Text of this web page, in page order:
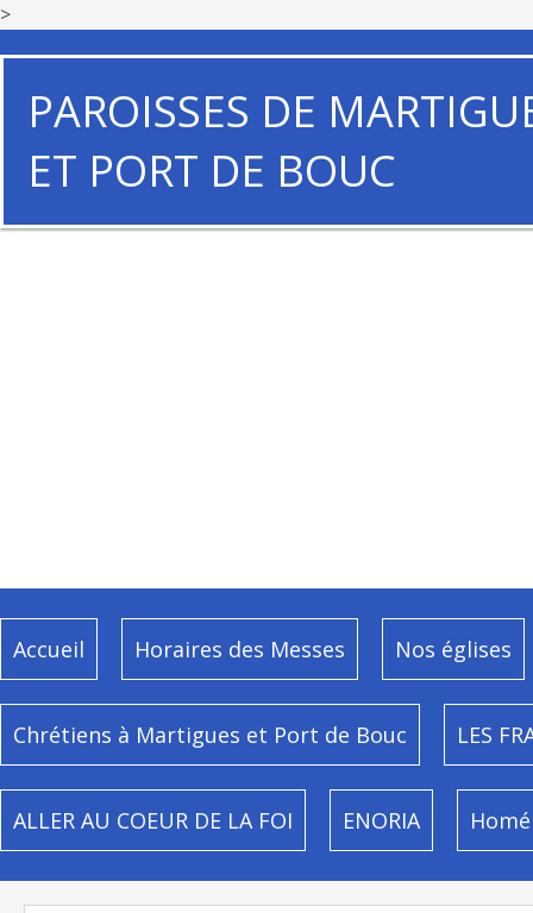
>
PAROISSES DE
ET PORT DE BOUC
Accueil Horaires des Messes Nos églises
Chrétiens à Martigues et Port de Bouc LES
ALLER AU COEUR DE LA FOI ENORIA